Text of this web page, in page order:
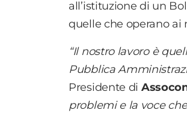
all’istituzione di un
quelle che operano
“Il nostro lavoro è
Pubblica
Presidente di
problemi e la voce